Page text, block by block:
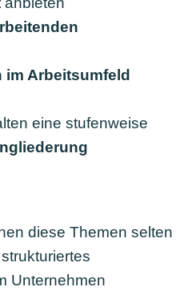
Arbeitsumfeld
eine stufenweise
diese Themen selten
Unternehmen